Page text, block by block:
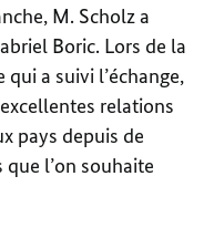
M. Scholz a
Boric. Lors de la
a suivi l’échange,
relations
pays depuis de
l’on souhaite